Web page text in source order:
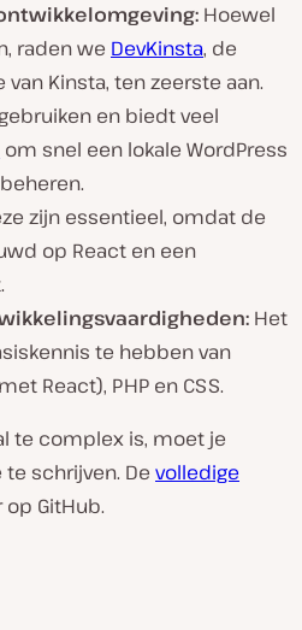
Hoewel
raden we DevKinsta, de
Kinsta, ten zeerste aan.
en biedt veel
om snel een lokale WordPress
zijn essentieel, omdat de
op React en een
Het
te hebben van
React), PHP en CSS.
te complex is, moet je
schrijven. De volledige
GitHub.